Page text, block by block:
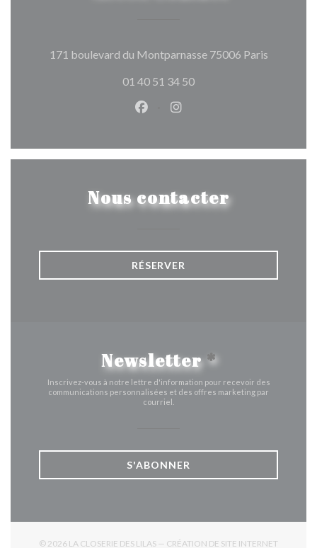
171 boulevard du Montparnasse 75006 Paris((ouvre
01 40 51 34 50
Facebook ((ouvre une
Instagram ((ouvre une
Nous contacter
RÉSERVER
Newsletter*
Inscrivez-vous à notre lettre d'information pour recevoir des
communications personnalisées et des offres marketing par
courriel.
S'ABONNER
© 2026 LA CLOSERIE DES LILAS — CRÉATION DE SITE INTERNET